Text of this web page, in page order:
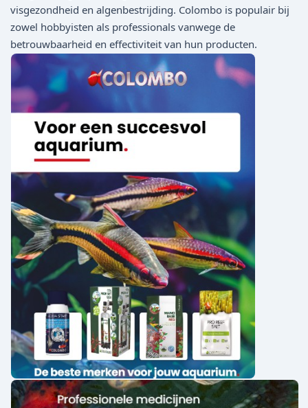
visgezondheid en algenbestrijding. Colombo is populair bij
zowel hobbyisten als professionals vanwege de
betrouwbaarheid en effectiviteit van hun producten.